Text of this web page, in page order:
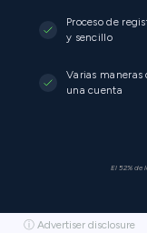
Proceso de
y sencillo
Varias maneras
una cuenta
El 52% de
ⓘ Advertiser disclosure